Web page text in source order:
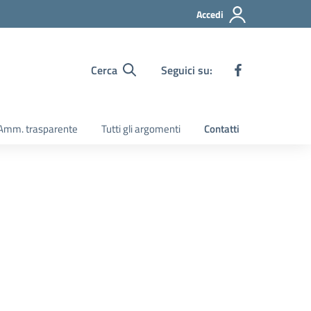
Accedi
Cerca Seguici su:
trasparente Tutti gli argomenti Contatti